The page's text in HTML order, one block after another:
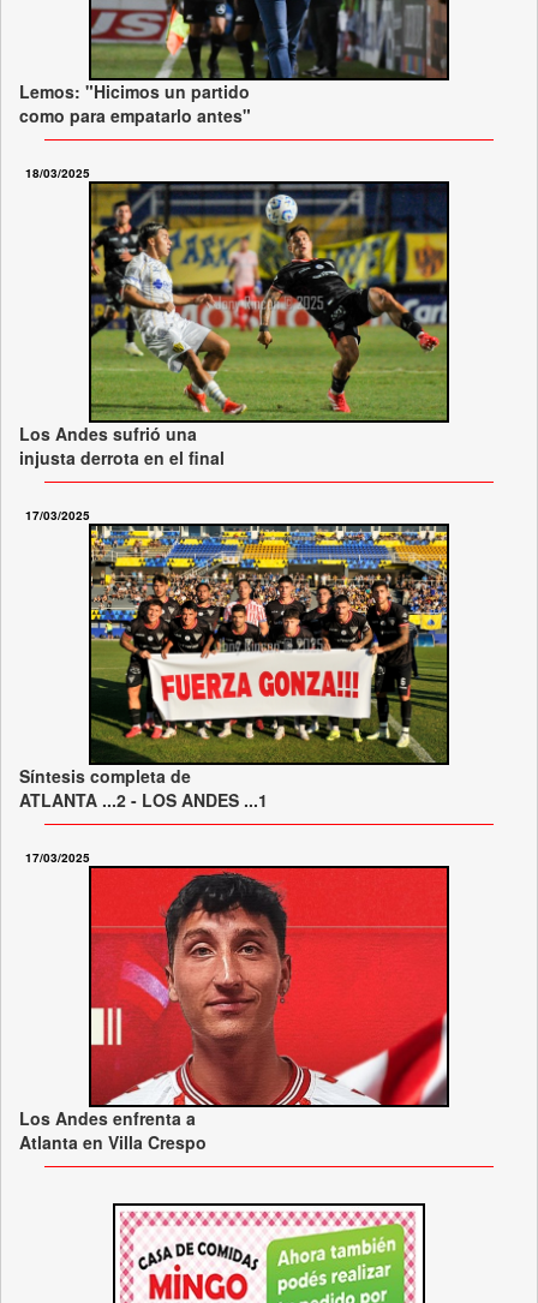
Lemos: "Hicimos un partido
como para empatarlo antes"
18/03/2025
Los Andes sufrió una
injusta derrota en el final
17/03/2025
Síntesis completa de
ATLANTA ...2 - LOS ANDES ...1
17/03/2025
Los Andes enfrenta a
Atlanta en Villa Crespo